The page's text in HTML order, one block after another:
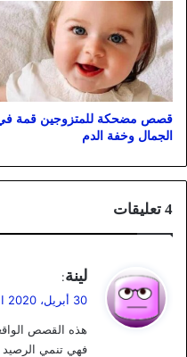
قصص مضحكة للمتزوجين قمة
الجمال وخفة الدم
‫4 تعليقات
ي
ل
لينة:
30 أبريل، 2020 الساعة 6:25 م
هذه القصص
فهي تنمي الرصيد